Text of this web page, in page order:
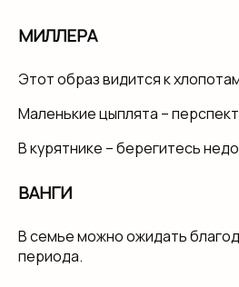
МИЛЛЕРА
Этот образ видится к
Маленькие цыплята –
В курятнике – берегитесь
ВАНГИ
В семье можно ожидать
периода.